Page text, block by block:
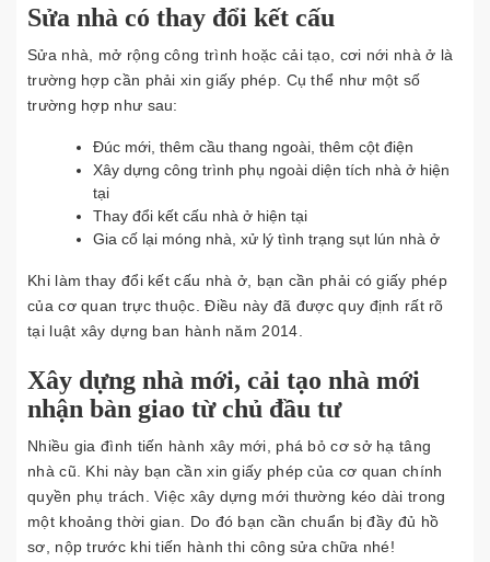
Sửa nhà có thay đổi kết cấu
Sửa nhà, mở rộng công trình hoặc cải tạo, cơi nới nhà ở là
trường hợp cần phải xin giấy phép. Cụ thể như một số
trường hợp như sau:
Đúc mới, thêm cầu thang ngoài, thêm cột điện
Xây dựng công trình phụ ngoài diện tích nhà ở hiện
tại
Thay đổi kết cấu nhà ở hiện tại
Gia cố lại móng nhà, xử lý tình trạng sụt lún nhà ở
Khi làm thay đổi kết cấu nhà ở, bạn cần phải có giấy phép
của cơ quan trực thuộc. Điều này đã được quy định rất rõ
tại luật xây dựng ban hành năm 2014.
Xây dựng nhà mới, cải tạo nhà mới
nhận bàn giao từ chủ đầu tư
Nhiều gia đình tiến hành xây mới, phá bỏ cơ sở hạ tâng
nhà cũ. Khi này bạn cần xin giấy phép của cơ quan chính
quyền phụ trách. Việc xây dựng mới thường kéo dài trong
một khoảng thời gian. Do đó bạn cần chuẩn bị đầy đủ hồ
sơ, nộp trước khi tiến hành thi công sửa chữa nhé!